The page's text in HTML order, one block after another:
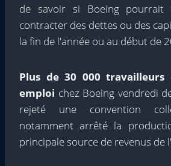
de savoir si Boeing pourrait
contracter des dettes ou des
la fin de l'année ou au début de
Plus de 30 000
emploi chez Boeing vendredi
rejeté une convention
notamment arrêté la
principale source de revenus de